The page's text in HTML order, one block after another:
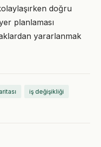
doğru
planlaması
yararlanmak
iş değişikliği